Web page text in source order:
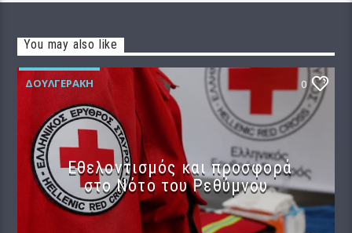
You may also like
ΔΟΥΛΓΕΡΆΚΗ 0
Εθελοντισμός και προσφορά
στο Νότο του Ρεθύμνου